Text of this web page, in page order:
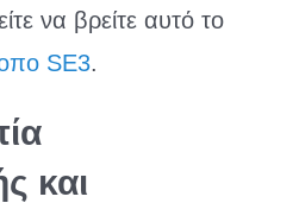
να βρείτε αυτό το
SE3.
και